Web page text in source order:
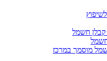
חשמל
חשמל
מוסמך במרכז